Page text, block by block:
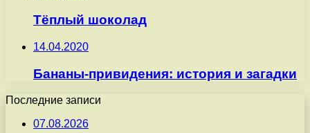
Тёплый шоколад
14.04.2020
Бананы-привидения: история и загадки
Последние записи
07.08.2026